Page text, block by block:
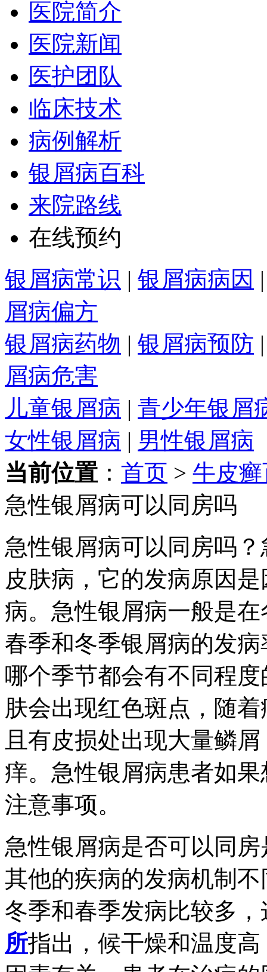
医院简介
医院新闻
医护团队
临床技术
病例解析
银屑病百科
来院路线
在线预约
银屑病常识 | 银屑病病因
屑病偏方
银屑病药物 | 银屑病预防
屑病危害
儿童银屑病 | 青少年银屑
女性银屑病 | 男性银屑病
当前位置 ： 首页 > 牛皮
急性银屑病可以同房吗
急性银屑病可以同房吗
皮肤病，它的发病原因
病。急性银屑病一般是
春季和冬季银屑病的发
哪个季节都会有不同程
肤会出现红色斑点，随
且有皮损处出现大量鳞
痒。急性银屑病患者如
注意事项。
急性银屑病是否可以同
其他的疾病的发病机制
冬季和春季发病比较多
所指出，候干燥和温度